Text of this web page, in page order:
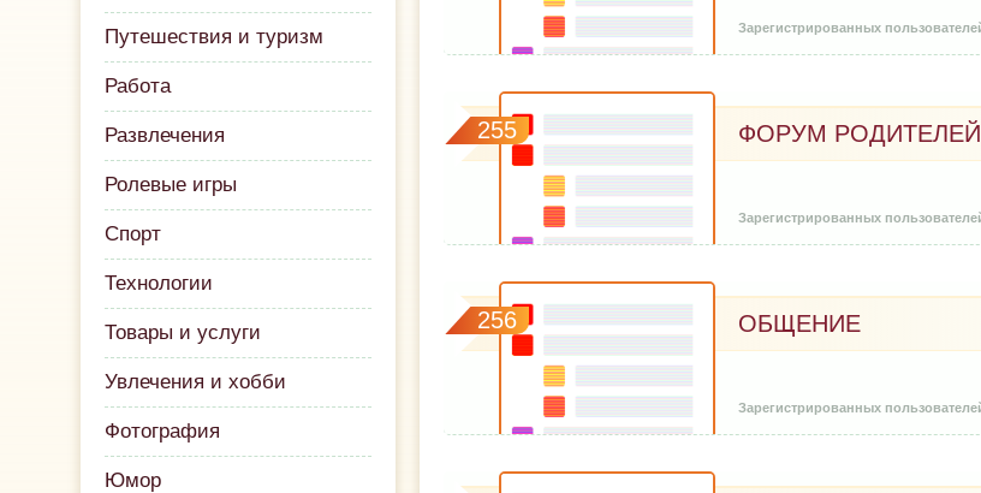
Путешествия и туризм
Работа
Развлечения
Ролевые игры
Спорт
Технологии
Товары и услуги
Увлечения и хобби
Фотография
Юмор
255 ФОРУМ РОДИТЕЛЕЙ
256 ОБЩЕНИЕ